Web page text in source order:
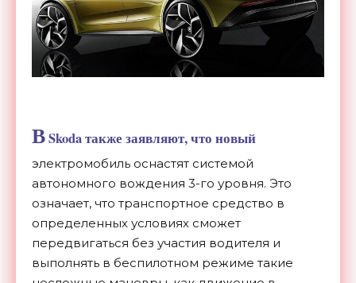
ВSkoda также заявляют, что новый
электромобиль оснастят системой
автономного вождения 3-го уровня. Это
означает, что транспортное средство в
определенных условиях сможет
передвигаться без участия водителя и
выполнять в беспилотном режиме такие